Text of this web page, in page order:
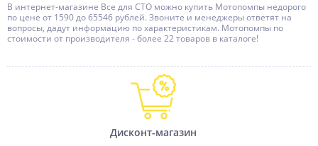
В интернет-магазине Все для СТО можно купить Мотопомпы недорого
по цене от 1590 до 65546 рублей. Звоните и менеджеры ответят на
вопросы, дадут информацию по характеристикам. Мотопомпы по
стоимости от производителя - более 22 товаров в каталоге!
Дисконт-магазин